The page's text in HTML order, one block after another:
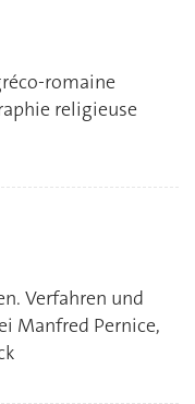
romaine
religieuse
Verfahren und
Manfred Pernice,